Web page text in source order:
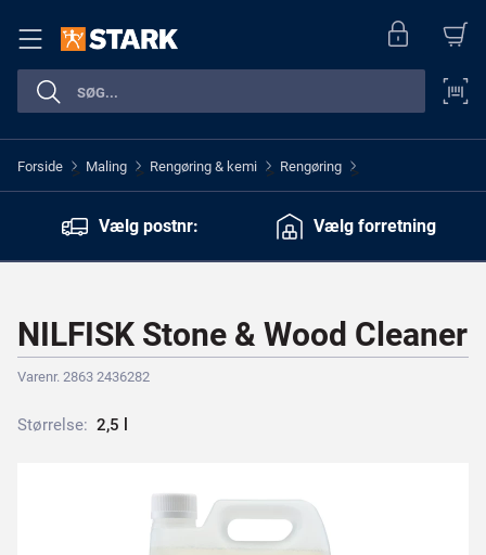
Forside > Maling > Rengøring & kemi > Rengøring >
Vælg postnr: Vælg forretning
NILFISK Stone & Wood Cleaner
Varenr. 2863 2436282
Størrelse: 2,5